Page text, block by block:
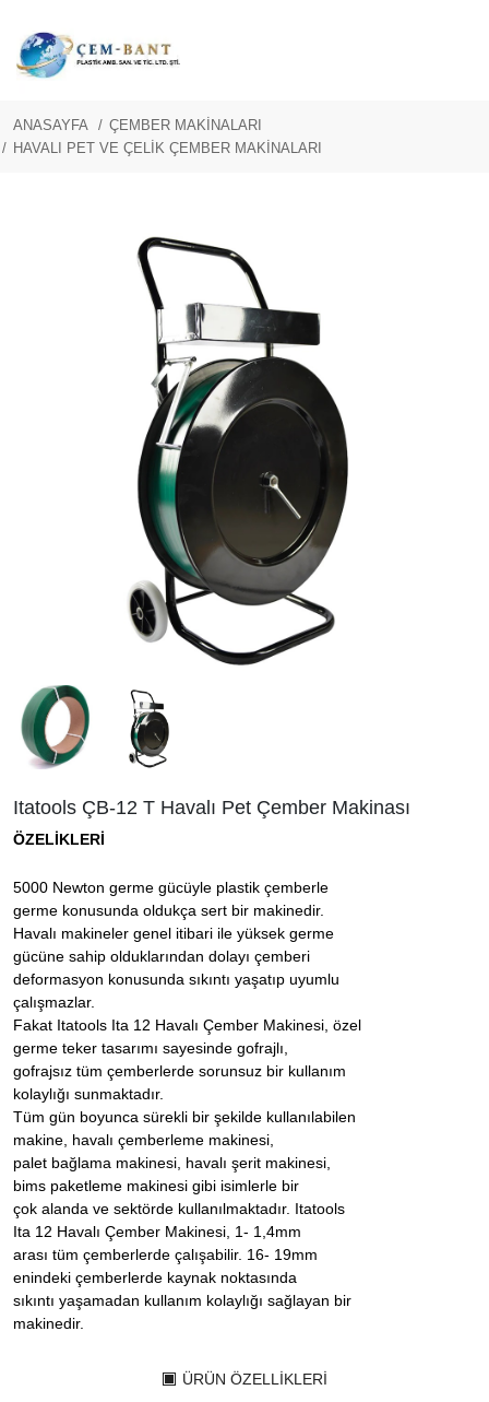
ANASAYFA
ÇEMBER MAKİNALARI
HAVALI PET VE ÇELİK ÇEMBER MAKİNALARI
Itatools ÇB-12 T Havalı Pet Çember Makinası
ÖZELİKLERİ
5000 Newton germe gücüyle plastik çemberle
germe konusunda oldukça sert bir makinedir.
Havalı makineler genel itibari ile yüksek germe
gücüne sahip olduklarından dolayı çemberi
deformasyon konusunda sıkıntı yaşatıp uyumlu
çalışmazlar.
Fakat Itatools Ita 12 Havalı Çember Makinesi, özel
germe teker tasarımı sayesinde gofrajlı,
gofrajsız tüm çemberlerde sorunsuz bir kullanım
kolaylığı sunmaktadır.
Tüm gün boyunca sürekli bir şekilde kullanılabilen
makine, havalı çemberleme makinesi,
palet bağlama makinesi, havalı şerit makinesi,
bims paketleme makinesi gibi isimlerle bir
çok alanda ve sektörde kullanılmaktadır. Itatools
Ita 12 Havalı Çember Makinesi, 1- 1,4mm
arası tüm çemberlerde çalışabilir. 16- 19mm
enindeki çemberlerde kaynak noktasında
sıkıntı yaşamadan kullanım kolaylığı sağlayan bir
makinedir.
ÜRÜN ÖZELLIKLERI